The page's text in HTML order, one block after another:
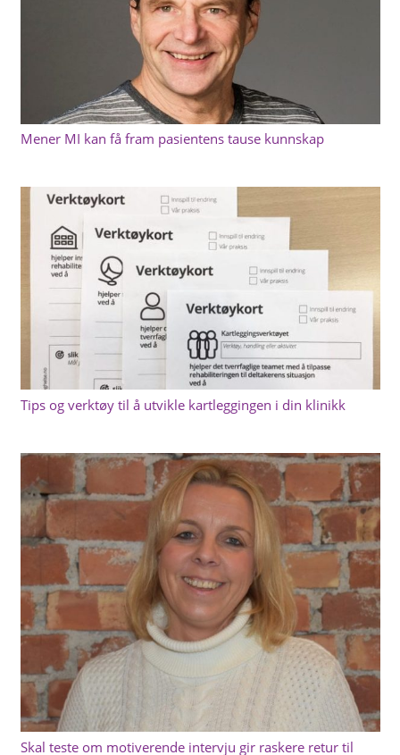
Mener MI kan få fram pasientens tause kunnskap
Tips og verktøy til å utvikle kartleggingen i din klinikk
Skal teste om motiverende intervju gir raskere retur til